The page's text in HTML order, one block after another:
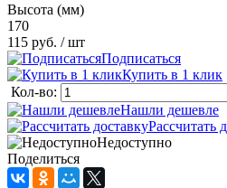
Высота (мм)
170
115 руб. / шт
Подписаться
Купить в 1 клик
Кол-во:
Нашли дешевле
Рассчитать
Недоступно
Поделиться